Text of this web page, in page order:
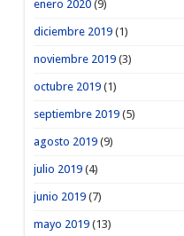
enero 2020(9)
diciembre 2019(1)
noviembre 2019(3)
octubre 2019(1)
septiembre 2019(5)
agosto 2019(9)
julio 2019(4)
junio 2019(7)
mayo 2019(13)